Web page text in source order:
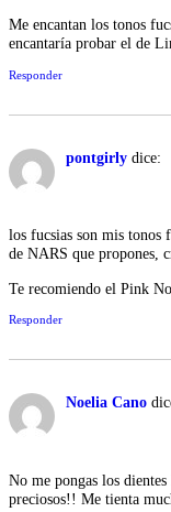
Me encantan los tonos
encantaría probar el de
Responder
pontgirly dice:
los fucsias son mis tonos
de NARS que propones,
Te recomiendo el Pink
Responder
Noelia Cano
No me pongas los
preciosos!! Me tienta